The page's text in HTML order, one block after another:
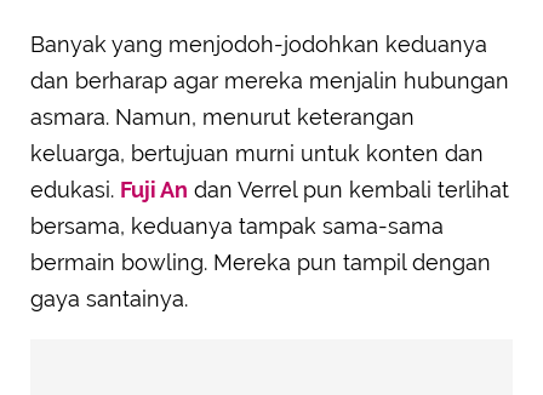
Banyak yang menjodoh-jodohkan keduanya
dan berharap agar mereka menjalin hubungan
asmara. Namun, menurut keterangan
keluarga, bertujuan murni untuk konten dan
edukasi. Fuji An dan Verrel pun kembali terlihat
bersama, keduanya tampak sama-sama
bermain bowling. Mereka pun tampil dengan
gaya santainya.